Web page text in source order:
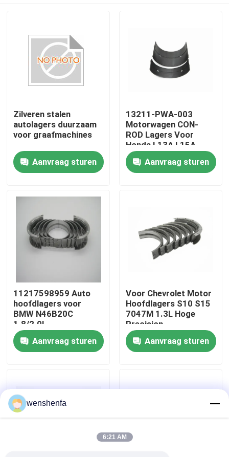
Thuis
video's
Fabriekstocht
Kwaliteitscontrole
Neem contact met ons op
Nieuws
Gevallen
Zilveren stalen
autolagers duurzaam
voor graafmachines
Aanvraag sturen
13211-PWA-003
Motorwagen CON-
ROD Lagers Voor
Honda L13A L15A
B13A LDA
slijtagebestendige
Aanvraag sturen
11217598959 Auto
hoofdlagers voor
BMW N46B20C
1.8/2.0L
Aanvraag sturen
Voor Chevrolet Motor
Hoofdlagers S10 S15
7047M 1.3L Hoge
Precision
Aanvraag sturen
wenshenfa
6:21 AM